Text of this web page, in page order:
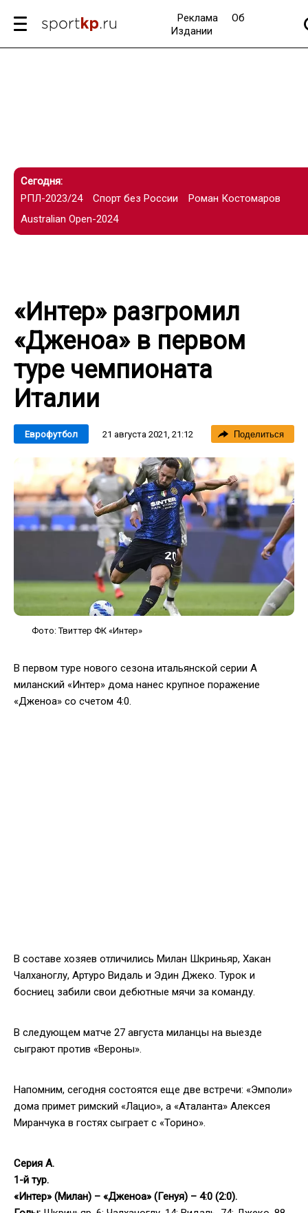
Реклама
Об
Издании
Сегодня:
РПЛ-2023/24
Спорт без России
Роман Костомаров
Australian Open-2024
«Интер» разгромил
«Дженоа» в первом
туре чемпионата
Италии
Еврофутбол 21 августа 2021, 21:12 Поделиться
Фото: Твиттер ФК «Интер»
В первом туре нового сезона итальянской серии А
миланский «Интер» дома нанес крупное поражение
«Дженоа» со счетом 4:0.
В составе хозяев отличились Милан Шкриньяр, Хакан
Чалханоглу, Артуро Видаль и Эдин Джеко. Турок и
босниец забили свои дебютные мячи за команду.
В следующем матче 27 августа миланцы на выезде
сыграют против «Вероны».
Напомним, сегодня состоятся еще две встречи: «Эмполи»
дома примет римский «Лацио», а «Аталанта» Алексея
Миранчука в гостях сыграет с «Торино».
Серия А.
1-й тур.
«Интер» (Милан) – «Дженоа» (Генуя) – 4:0 (2:0).